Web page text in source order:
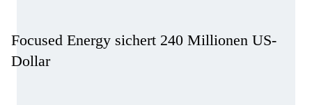
Innovationsfelder
Focused Energy sichert 240 Millionen US-
Dollar